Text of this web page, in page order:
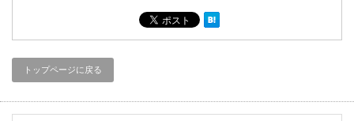
トップページに戻る